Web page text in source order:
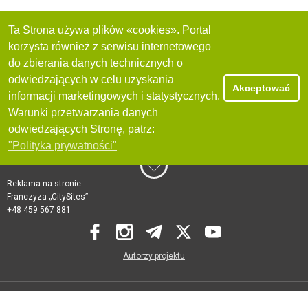
Ta Strona używa plików «cookies». Portal
korzysta również z serwisu internetowego
do zbierania danych technicznych o
odwiedzających w celu uzyskania
informacji marketingowych i statystycznych.
Warunki przetwarzania danych
odwiedzających Stronę, patrz:
"Polityka prywatności"
Akceptować
Reklama na stronie
Franczyza „CitySites”
+48 459 567 881
Autorzy projektu